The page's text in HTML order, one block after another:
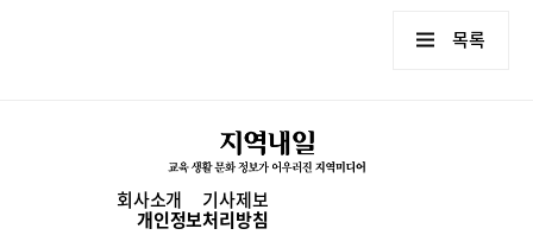
목록
회사소개 기사제보
개인정보처리방침